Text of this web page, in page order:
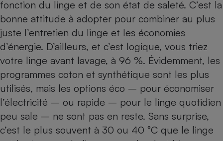
fonction du linge et de son état de saleté. C’est la
bonne attitude à adopter pour combiner au plus
juste l’entretien du linge et les économies
d’énergie. D’ailleurs, et c’est logique, vous triez
votre linge avant lavage, à 96 %. Évidemment, les
programmes coton et synthétique sont les plus
utilisés, mais les options éco – pour économiser
l’électricité – ou rapide – pour le linge quotidien
peu sale – ne sont pas en reste. Sans surprise,
c’est le plus souvent à 30 ou 40 °C que le linge